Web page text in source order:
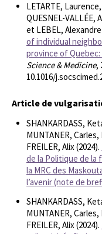
LETARTE,
QUESNEL-VALLÉE,
et LEBEL, Alexandre
of individual
province of
Science & Medicine,
10.1016/
Article de
SHANKARDASS,
MUNTANER,
FREILER, Alix (2024).
de la Politique de la
la MRC des
l’avenir (note de
SHANKARDASS,
MUNTANER,
FREILER, Alix (2024).